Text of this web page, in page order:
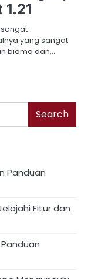
sangat
yang sangat
bioma dan…
Search
Panduan
Fitur dan